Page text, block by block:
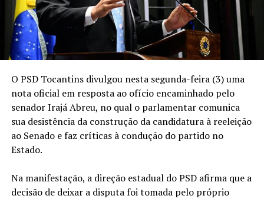
O PSD Tocantins divulgou nesta segunda-feira (3) uma
nota oficial em resposta ao ofício encaminhado pelo
senador Irajá Abreu, no qual o parlamentar comunica
sua desistência da construção da candidatura à reeleição
ao Senado e faz críticas à condução do partido no
Estado.
Na manifestação, a direção estadual do PSD afirma que a
decisão de deixar a disputa foi tomada pelo próprio